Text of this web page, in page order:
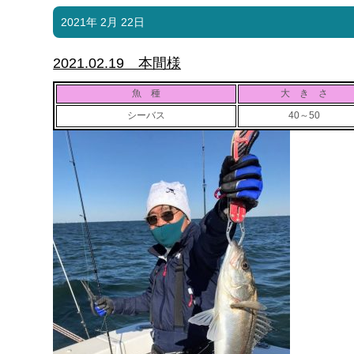
2021年 2月 22日
2021.02.19 本間様
魚 種 大 き さ
シーバス
40～50